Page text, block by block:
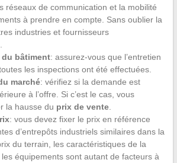
réseaux de communication et la mobilité
à prendre en compte. Sans oublier la
industries et fournisseurs
du bâtiment: assurez-vous que l’entretien
les inspections ont été effectuées.
marché: vérifiez si la demande est
à l’offre. Si c’est le cas, vous
la hausse du prix de vente.
: vous devez fixer le prix en référence
d’entrepôts industriels similaires dans la
du terrain, les caractéristiques de la
les équipements sont autant de facteurs à